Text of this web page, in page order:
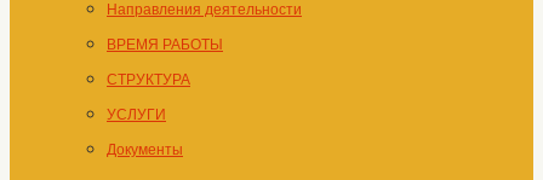
Направления деятельности
ВРЕМЯ РАБОТЫ
СТРУКТУРА
УСЛУГИ
Документы